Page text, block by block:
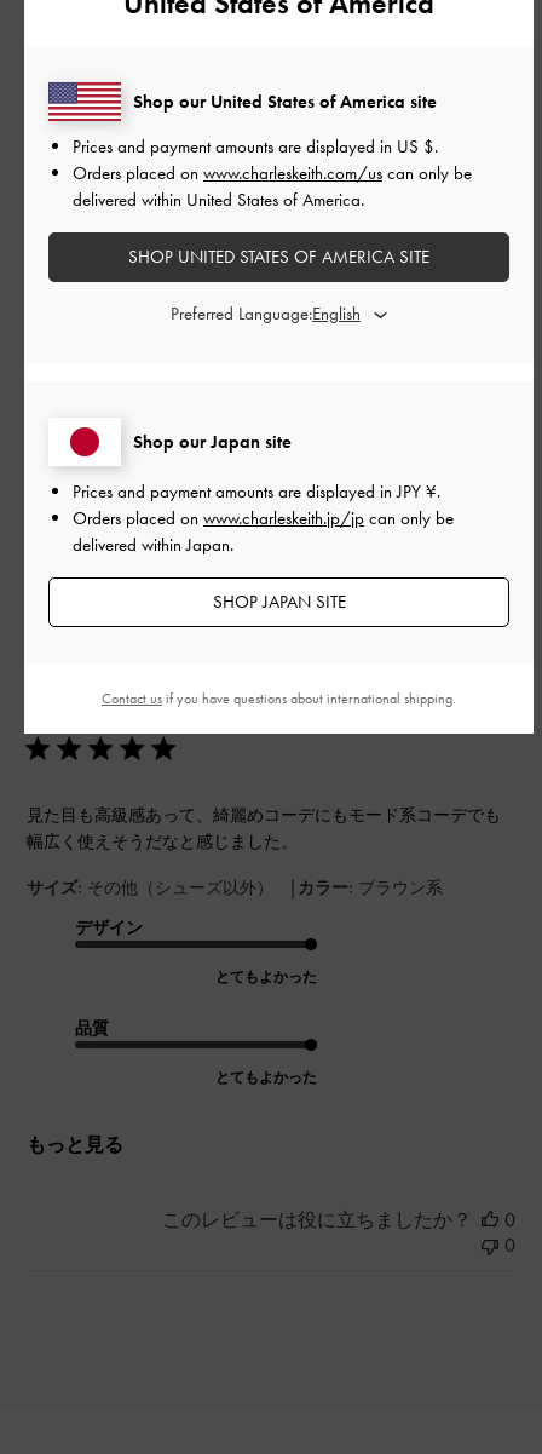
です。
日常生活中使うのはとても便利です。
サイズ: その他（シューズ以外） | カラー: ブラック系
もっと見る
Review translation not available
このレビューは役に立ちましたか？
高級感！！
見た目も高級感あって、綺麗めコーデにもモード系コーデでも
幅広く使えそうだなと感じました。
サイズ: その他（シューズ以外） | カラー: ブラウン系
デザイン
とてもよかった
品質
とてもよかった
もっと見る
このレビューは役に立ちましたか？
0
0
Shop our Japan site
Prices and payment amounts are displayed inJPY ¥.
Orders placed on www.charleskeith.jp/jp can only be
delivered within Japan.
SHOP JAPAN SITE
Shop our United States of America site
Prices and payment amounts are displayed in US $.
Orders placed on www.charleskeith.com/us can only be
delivered within United States of America.
SHOP UNITED STATES OF AMERICA SITE
Preferred Language:
Contact usif you have questions about international shipping.